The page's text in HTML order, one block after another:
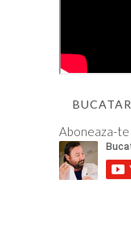
Aboneaza-te